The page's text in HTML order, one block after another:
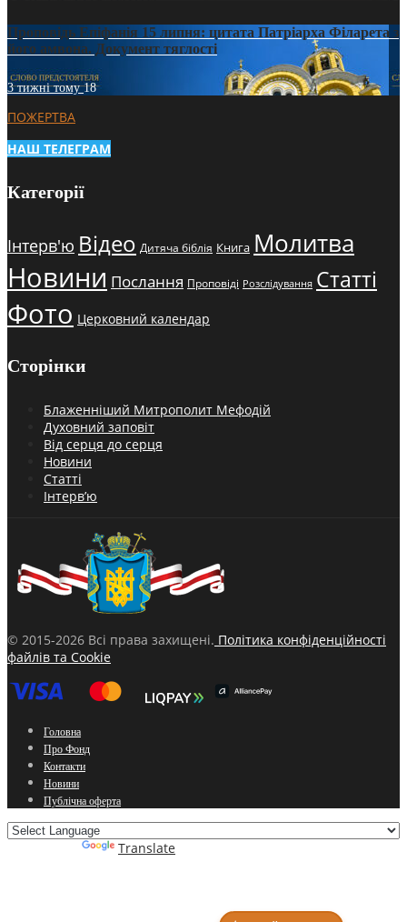
Проповідь Епіфанія 15 липня: цитата Патріарха Філарета з
його амвона. Документ тяглості
3 тижні тому18
ПОЖЕРТВА
НАШ ТЕЛЕГРАМ
Категорії
Інтерв'ю Відео Дитяча біблія Книга Молитва
Новини Послання Проповіді Розслідування Статті
Фото Церковний календар
Сторінки
Блаженніший Митрополит Мефодій
Духовний заповіт
Від серця до серця
Новини
Статті
Інтерв’ю
© 2015-2026 Всі права захищені. Політика конфіденційності
файлів та Cookie
Головна
Про Фонд
Контакти
Новини
Публічна оферта
Translate